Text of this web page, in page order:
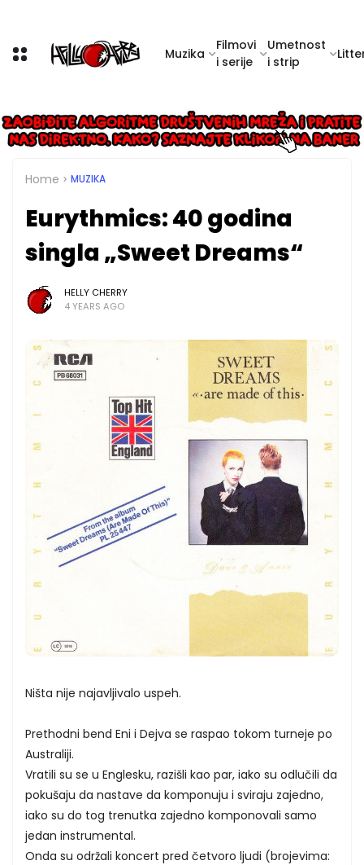
Muzika
Filmovi
i serije
Umetnost
i strip
Home MUZIKA
Eurythmics: 40 godina
singla „Sweet Dreams“
HELLY CHERRY
4 YEARS AGO
Ništa nije najavljivalo uspeh.
Prethodni bend Eni i Dejva se raspao tokom turneje po
Australiji.
Vratili su se u Englesku, razišli kao par, iako su odlučili da
pokušaju da nastave da komponuju i sviraju zajedno,
iako su do tog trenutka zajedno komponovali samo
jedan instrumental.
Onda su održali koncert pred četvoro ljudi (brojevima: